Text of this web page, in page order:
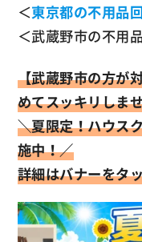
＜東京都の不用品
＜武蔵野市の不用
【武蔵野市の方が
めてスッキリしま
＼夏限定！ハウス
施中！／
詳細はバナーをタ